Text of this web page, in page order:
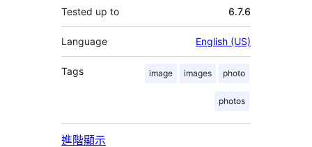
Tested up to 6.7.6
Language English (US)
Tags image images photo
photos
進階顯示